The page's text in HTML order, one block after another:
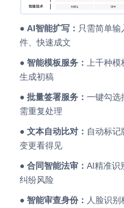
AI智能扩写： 只需简单
件、快速成文
智能模板服务：
上千种
生成初稿
批量签署服务： 一键勾选
需重复处理
文本自动比对： 自动标记
变更看得见
合同智能法审： AI精准识
纠纷风险
智能审查身份： 人脸识